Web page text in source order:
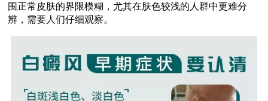
围正常皮肤的界限模糊，尤其在肤色较浅的人群中更难分
辨，需要人们仔细观察。